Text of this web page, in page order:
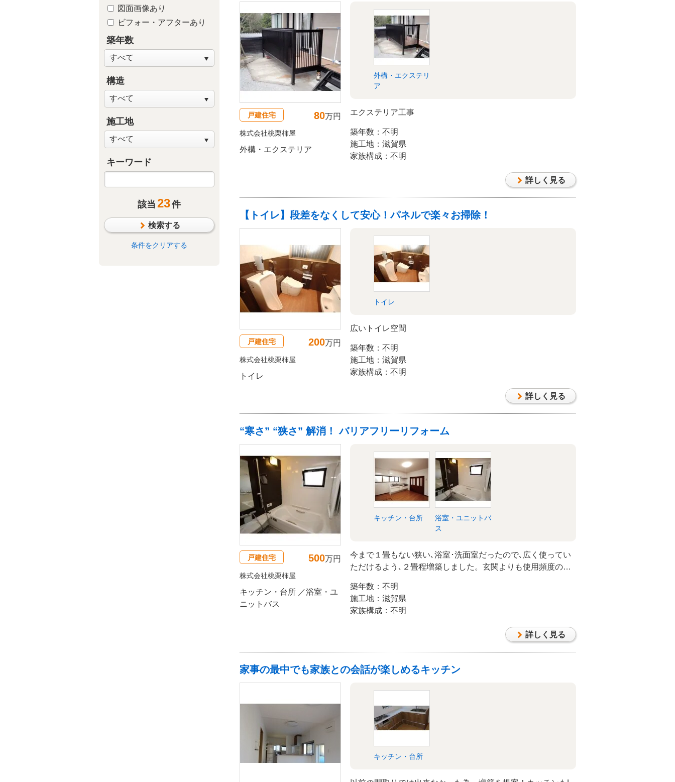
図面画像あり
ビフォー・アフターあり
築年数
構造
施工地
キーワード
該当 23件
検索する
条件をクリアする
戸建住宅 80万円
株式会社桃栗柿屋
外構・エクステリア
外構・エクステリ
ア
エクステリア工事
築年数：不明
施工地：滋賀県
家族構成：不明
詳しく見る
【トイレ】段差をなくして安心！パネルで楽々お掃除！
戸建住宅 200万円
株式会社桃栗柿屋
トイレ
トイレ
広いトイレ空間
築年数：不明
施工地：滋賀県
家族構成：不明
詳しく見る
“寒さ” “狭さ” 解消！ バリアフリーリフォーム
戸建住宅 500万円
株式会社桃栗柿屋
キッチン・台所 ／浴室・ユ
ニットバス
キッチン・台所
浴室・ユニットバ
ス
今まで１畳もない狭い､浴室･洗面室だったので､広く使ってい
ただけるよう､２畳程増築しました。玄関よりも使用頻度の多
全に使っていただけるようになりました。
築年数：不明
施工地：滋賀県
家族構成：不明
詳しく見る
家事の最中でも家族との会話が楽しめるキッチン
キッチン・台所